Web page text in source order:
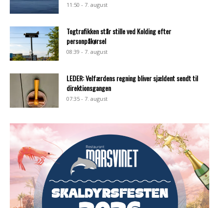
11:50 - 7. august
Togtrafikken står stille ved Kolding efter
personpåkørsel
08:39 - 7. august
LEDER: Velfærdens regning bliver sjældent sendt til
direktionsgangen
07:35 - 7. august